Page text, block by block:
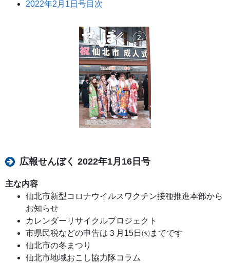
2022年2月1日号目次
広報せんぼく 2022年1月16日号
主な内容
仙北市新型コロナウイルスワクチン接種推進本部から
お知らせ
カレンダーリサイクルプロジェクト
市県民税などの申告は３月15日㈫までです
仙北市の冬まつり
仙北市地域おこし協力隊コラム